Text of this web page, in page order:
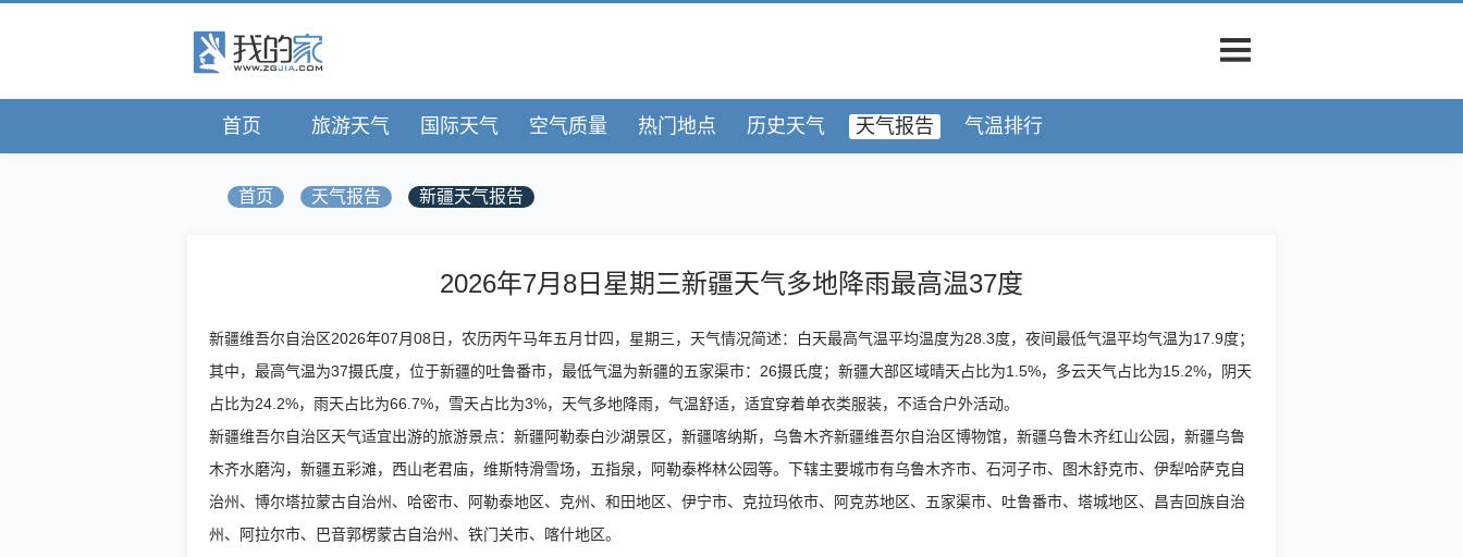
首页 旅游天气 国际天气 空气质量 热门地点 历史天气 天气报告 气温排行
首页 天气报告 新疆天气报告
2026年7月8日星期三新疆天气多地降雨最高温37度
新疆维吾尔自治区2026年07月08日，农历丙午马年五月廿四，星期三，天气情况简述：白天最高气温平均温度为28.3度，夜间最低气温平均气温为17.9度；
其中，最高气温为37摄氏度，位于新疆的吐鲁番市，最低气温为新疆的五家渠市：26摄氏度；新疆大部区域晴天占比为1.5%，多云天气占比为15.2%，阴天
占比为24.2%，雨天占比为66.7%，雪天占比为3%，天气多地降雨，气温舒适，适宜穿着单衣类服装，不适合户外活动。
新疆维吾尔自治区天气适宜出游的旅游景点：新疆阿勒泰白沙湖景区，新疆喀纳斯，乌鲁木齐新疆维吾尔自治区博物馆，新疆乌鲁木齐红山公园，新疆乌鲁
木齐水磨沟，新疆五彩滩，西山老君庙，维斯特滑雪场，五指泉，阿勒泰桦林公园等。下辖主要城市有乌鲁木齐市、石河子市、图木舒克市、伊犁哈萨克自
治州、博尔塔拉蒙古自治州、哈密市、阿勒泰地区、克州、和田地区、伊宁市、克拉玛依市、阿克苏地区、五家渠市、吐鲁番市、塔城地区、昌吉回族自治
州、阿拉尔市、巴音郭楞蒙古自治州、铁门关市、喀什地区。